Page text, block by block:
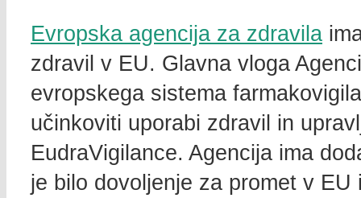
Evropska agencija za zdravila
zdravil v EU. Glavna vloga
evropskega sistema
učinkoviti uporabi zdravil in
EudraVigilance. Agencija ima
je bilo dovoljenje za promet v